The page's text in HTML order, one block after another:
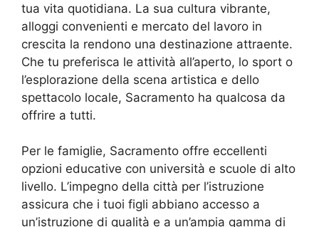
tua vita quotidiana. La sua cultura vibrante,
alloggi convenienti e mercato del lavoro in
crescita la rendono una destinazione attraente.
Che tu preferisca le attività all’aperto, lo sport o
l’esplorazione della scena artistica e dello
spettacolo locale, Sacramento ha qualcosa da
offrire a tutti.
Per le famiglie, Sacramento offre eccellenti
opzioni educative con università e scuole di alto
livello. L’impegno della città per l’istruzione
assicura che i tuoi figli abbiano accesso a
un’istruzione di qualità e a un’ampia gamma di